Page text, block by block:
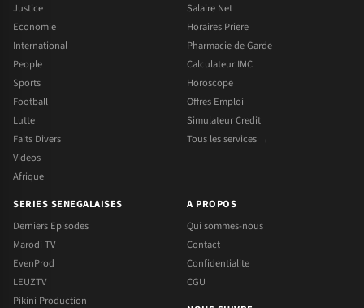
Justice
Economie
International
People
Sports
Football
Lutte
Faits Divers
Videos
Afrique
Salaire Net
Horaires Priere
Pharmacie de Garde
Calculateur IMC
Horoscope
Offres Emploi
Simulateur Credit
Tous les services →
SERIES SENEGALAISES
Derniers Episodes
Marodi TV
EvenProd
LEUZTV
Pikini Production
A PROPOS
Qui sommes-nous
Contact
Confidentialite
CGU